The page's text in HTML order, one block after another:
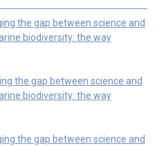
the gap between science and
biodiversity: the way
the gap between science and
biodiversity: the way
the gap between science and